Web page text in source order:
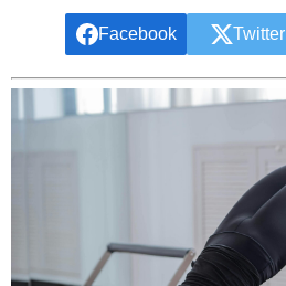
Facebook Twitter